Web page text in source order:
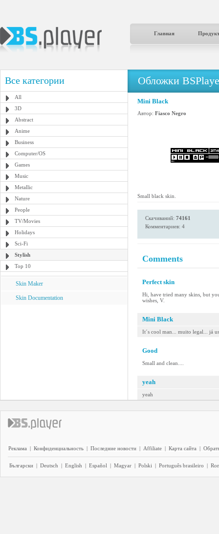
Главная
Все категории
All
3D
Abstract
Anime
Business
Computer/OS
Games
Music
Metallic
Nature
People
TV/Movies
Holidays
Sci-Fi
Stylish
Top 10
Skin Maker
Skin Documentation
Обложки
Mini Black
Автор: Fiasco Negro
Small black skin.
Скачиваний: 74161
Комментариев: 4
Comments
Perfect skin
Hi, have tried many skins, but
wishes, V.
Mini Black
It´s cool man... muito legal... já
Good
Small and clean....
yeah
yeah
Реклама | Конфиденциальность | Последние новости | Affiliate | Карта сайта |
Български | Deutsch | English | Español | Magyar | Polski | Português brasileiro |